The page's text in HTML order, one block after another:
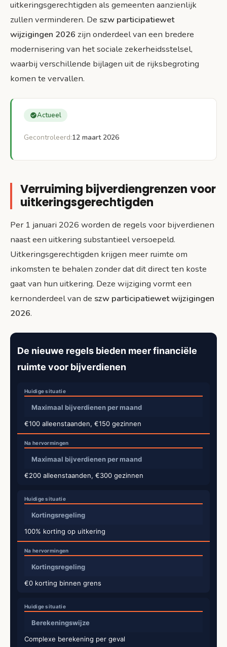
uitkeringsgerechtigden als gemeenten aanzienlijk
zullen verminderen. De szw participatiewet
wijzigingen 2026 zijn onderdeel van een bredere
modernisering van het sociale zekerheidsstelsel,
waarbij verschillende bijlagen uit de rijksbegroting
komen te vervallen.
Actueel
Gecontroleerd:12 maart 2026
Verruiming bijverdiengrenzen voor
uitkeringsgerechtigden
Per 1 januari 2026 worden de regels voor bijverdienen
naast een uitkering substantieel versoepeld.
Uitkeringsgerechtigden krijgen meer ruimte om
inkomsten te behalen zonder dat dit direct ten koste
gaat van hun uitkering. Deze wijziging vormt een
kernonderdeel van de szw participatiewet wijzigingen
2026.
De nieuwe regels bieden meer financiële
ruimte voor bijverdienen
Maximaal bijverdienen per maand
€100 alleenstaanden, €150 gezinnen
Maximaal bijverdienen per maand
€200 alleenstaanden, €300 gezinnen
Kortingsregeling
100% korting op uitkering
Kortingsregeling
€0 korting binnen grens
Berekeningswijze
Complexe berekening per geval